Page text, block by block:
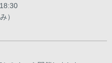
）